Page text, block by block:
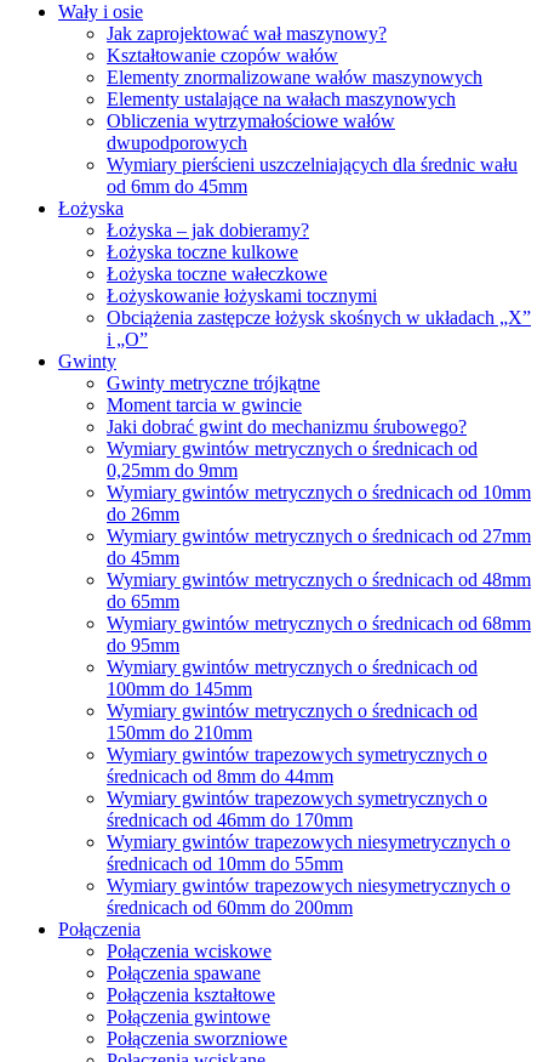
Wały i osie
Jak zaprojektować wał maszynowy?
Kształtowanie czopów wałów
Elementy znormalizowane wałów maszynowych
Elementy ustalające na wałach maszynowych
Obliczenia wytrzymałościowe wałów
dwupodporowych
Wymiary pierścieni uszczelniających dla średnic wału
od 6mm do 45mm
Łożyska
Łożyska – jak dobieramy?
Łożyska toczne kulkowe
Łożyska toczne wałeczkowe
Łożyskowanie łożyskami tocznymi
Obciążenia zastępcze łożysk skośnych w układach „X”
i „O”
Gwinty
Gwinty metryczne trójkątne
Moment tarcia w gwincie
Jaki dobrać gwint do mechanizmu śrubowego?
Wymiary gwintów metrycznych o średnicach od
0,25mm do 9mm
Wymiary gwintów metrycznych o średnicach od 10mm
do 26mm
Wymiary gwintów metrycznych o średnicach od 27mm
do 45mm
Wymiary gwintów metrycznych o średnicach od 48mm
do 65mm
Wymiary gwintów metrycznych o średnicach od 68mm
do 95mm
Wymiary gwintów metrycznych o średnicach od
100mm do 145mm
Wymiary gwintów metrycznych o średnicach od
150mm do 210mm
Wymiary gwintów trapezowych symetrycznych o
średnicach od 8mm do 44mm
Wymiary gwintów trapezowych symetrycznych o
średnicach od 46mm do 170mm
Wymiary gwintów trapezowych niesymetrycznych o
średnicach od 10mm do 55mm
Wymiary gwintów trapezowych niesymetrycznych o
średnicach od 60mm do 200mm
Połączenia
Połączenia wciskowe
Połączenia spawane
Połączenia kształtowe
Połączenia gwintowe
Połączenia sworzniowe